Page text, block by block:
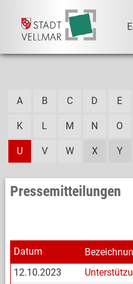
A B C D E
K L M N O
U V W X Y
Pressemitteilungen
Datum
12.10.2023